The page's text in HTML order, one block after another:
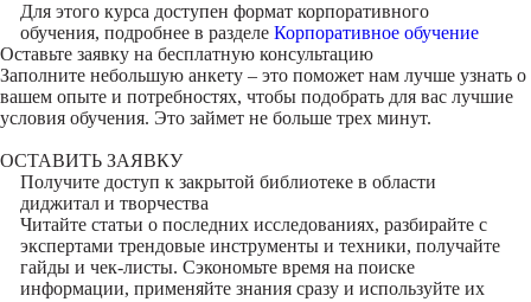
Для этого курса доступен формат корпоративного
обучения, подробнее в разделе Корпоративное обучение
Оставьте заявку на бесплатную консультацию
Заполните небольшую анкету – это поможет нам лучше узнать о
вашем опыте и потребностях, чтобы подобрать для вас лучшие
условия обучения. Это займет не больше трех минут.
ОСТАВИТЬ ЗАЯВКУ
Получите доступ к закрытой библиотекев области
диджитал и творчества
Читайте статьи о последних исследованиях, разбирайте с
экспертами трендовые инструменты и техники, получайте
гайды и чек-листы. Сэкономьте время на поиске
информации, применяйте знания сразу и используйте их